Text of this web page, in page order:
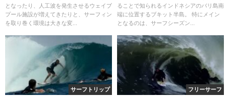
となったり、人工波を発生させるウェイブ
プール施設が増えてきたりと、サーフィン
を取り巻く環境は大きな変...
ることで知られるインドネシアのバリ島南
端に位置するブキット半島。 特にメイン
となるのは、サーフシーズン...
サーフトリップ フリーサーフ